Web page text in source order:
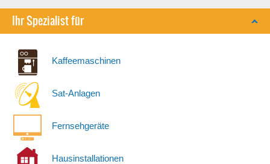
Ihr Spezialist für
Kaffeemaschinen
Sat-Anlagen
Fernsehgeräte
Hausinstallationen